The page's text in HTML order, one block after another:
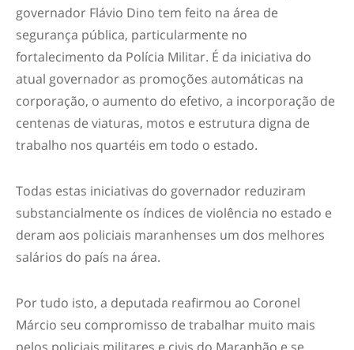
governador Flávio Dino tem feito na área de
segurança pública, particularmente no
fortalecimento da Polícia Militar. É da iniciativa do
atual governador as promoções automáticas na
corporação, o aumento do efetivo, a incorporação de
centenas de viaturas, motos e estrutura digna de
trabalho nos quartéis em todo o estado.
Todas estas iniciativas do governador reduziram
substancialmente os índices de violência no estado e
deram aos policiais maranhenses um dos melhores
salários do país na área.
Por tudo isto, a deputada reafirmou ao Coronel
Márcio seu compromisso de trabalhar muito mais